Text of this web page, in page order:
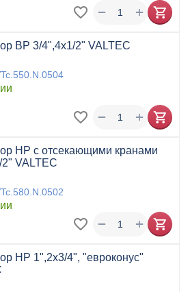
+
−
ВР 3/4",4x1/2" VALTEC
+
−
НР с отсекающими кранами
VALTEC
+
−
НР 1",2x3/4", "евроконус"